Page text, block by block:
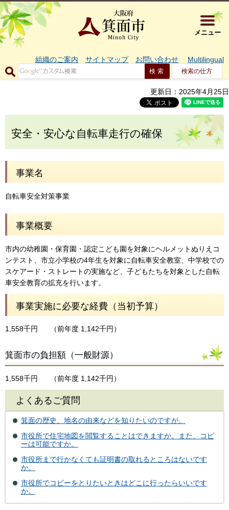
大阪府箕
メニュー
組織のご案内 サイトマップ お問い合わせ Multilingual
検索の仕方
更新日：2025年4月25日
安全・安心な自転車走行の確保
事業名
自転車安全対策事業
事業概要
市内の幼稚園・保育園・認定こども園を対象にヘルメットぬりえコ
ンテスト、市立小学校の4年生を対象に自転車安全教室、中学校での
スケアード・ストレートの実施など、子どもたちを対象とした自転
車安全教育の拡充を行います。
事業実施に必要な経費（当初予算）
1,558千円 （前年度 1,142千円）
箕面市の負担額（一般財源）
1,558千円 （前年度 1,142千円）
よくあるご質問
箕面の歴史、地名の由来などを知りたいのですが。
市役所で住宅地図を閲覧することはできますか。また、コピ
ーは可能ですか。
市役所まで行かなくても証明書の取れるところはないです
か。
市役所でコピーをとりたいときはどこに行ったらいいです
か。